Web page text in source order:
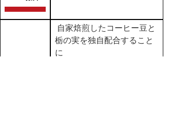
自家焙煎したコーヒー豆と
栃の実を独自配合すること
に